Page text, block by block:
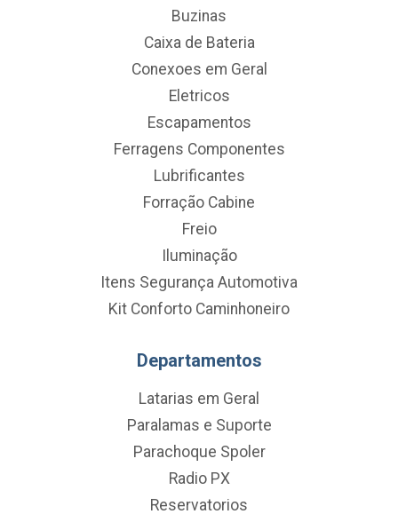
Buzinas
Caixa de Bateria
Conexoes em Geral
Eletricos
Escapamentos
Ferragens Componentes
Lubrificantes
Forração Cabine
Freio
Iluminação
Itens Segurança Automotiva
Kit Conforto Caminhoneiro
Departamentos
Latarias em Geral
Paralamas e Suporte
Parachoque Spoler
Radio PX
Reservatorios